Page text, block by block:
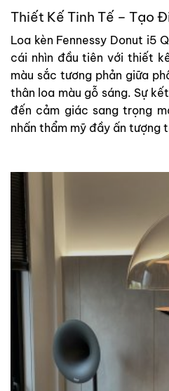
Thiết Kế Tinh Tế – Tạo
Loa kèn Fennessy Donut i5
cái nhìn đầu tiên với thiết
màu sắc tương phản giữa
thân loa màu gỗ sáng. Sự
đến cảm giác sang trọng
nhấn thẩm mỹ đầy ấn tượng